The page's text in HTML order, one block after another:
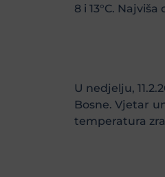
8 i 13°C.
U nedjelju,
Bosne. Vjetar
temperatura